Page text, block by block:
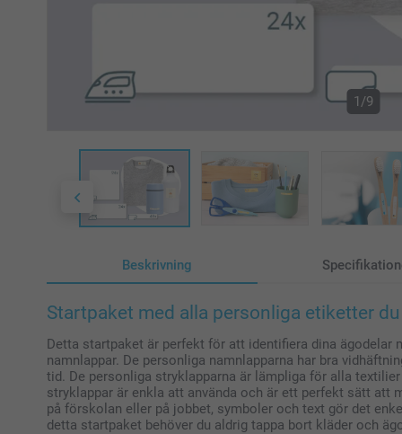
1/9
Beskrivning
Startpaket med alla personliga etiketter
Detta startpaket är perfekt för att identifiera dina ägodelar
namnlappar. De personliga namnlapparna har bra
tid. De personliga stryklapparna är lämpliga för alla
stryklappar är enkla att använda och är ett perfekt sätt att
på förskolan eller på jobbet, symboler och text gör det
detta startpaket behöver du aldrig tappa bort kläder och